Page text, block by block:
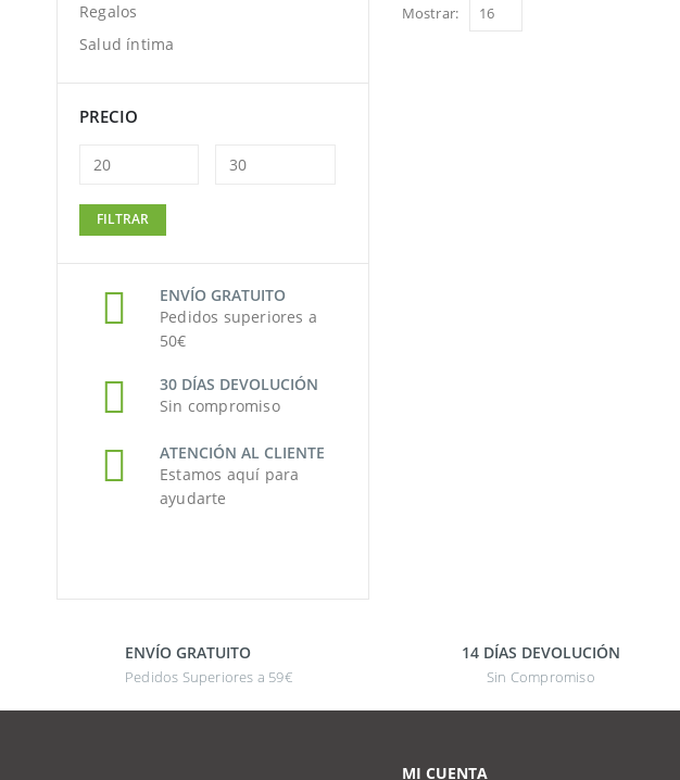
Mostrar:
Regalos
Salud íntima
PRECIO
mínimo
máximo
FILTRAR
ENVÍO GRATUITO
Pedidos superiores a
50€
30 DÍAS DEVOLUCIÓN
Sin compromiso
ATENCIÓN AL CLIENTE
Estamos aquí para
ayudarte
ENVÍO GRATUITO
Pedidos Superiores a 59€
14 DÍAS DEVOLUCIÓN
Sin Compromiso
MI CUENTA